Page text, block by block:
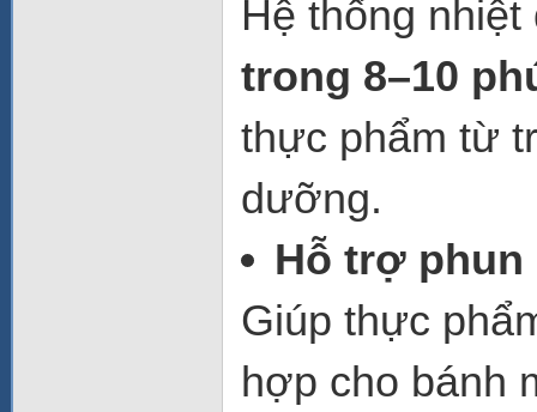
Hệ thống
trong 8–10
thực phẩm từ
dưỡng.
Hỗ trợ
Giúp thực
hợp cho bánh